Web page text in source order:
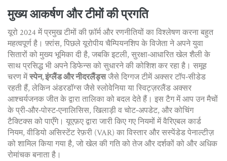
मुख्य आकर्षण और टीमों की प्रगति
यूरो 2024 में प्रमुख टीमों की फ़ॉर्म और रणनीतियों का विश्लेषण करना बहुत
महत्वपूर्ण है। फ़्रांस, पिछले यूरोपीय चैम्पियनशिप के विजेताने अपने युवा
सितारों को मुख्य भूमिका दी है, जबकिइटली, सुरक्षा‑आधारित खेल शैली के
साथ प्रसिद्धभी अपने डिफेन्स को सुधारने की कोशिश कर रहा है। समूह
चरण मेंस्पेन, इंग्लैंड और नीदरलैंड्सजैसे दिग्गज टीमें अक्सर टॉप‑सीडेड
रहती हैं, लेकिन अंडरडॉग्स जैसे स्लोवेनिया या स्विट्ज़रलैंड अक्सर
आश्चर्यजनक जीत के द्वारा तालिका को बदल देते हैं। इस टैग में आप उन मैचों
के प्री‑और‑पोस्ट‑एनालिसिस, खिलाड़ी व चोट‑अपडेट, और कोचिंग
टैक्टिक्स को पाएँगे। यूएफ़ए द्वारा जारी किए गए नियमों में वैरिएबल कार्ड
नियम, वीडियो असिस्टेंट रेफ़री (VAR) का विस्तार और सस्पेंडेड पेनाल्टीज़
को शामिल किया गया है, जो खेल की गति को तेज और दर्शकों को और अधिक
रोमांचक बनाता है।